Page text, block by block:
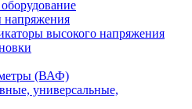
напряжения
высокого напряжения
(ВАФ)
универсальные,